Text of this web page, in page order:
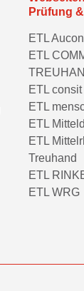
Prüfung
ETL Aucon
ETL
ETL consit
ETL
ETL
ETL
Treuhand
ETL
ETL WRG